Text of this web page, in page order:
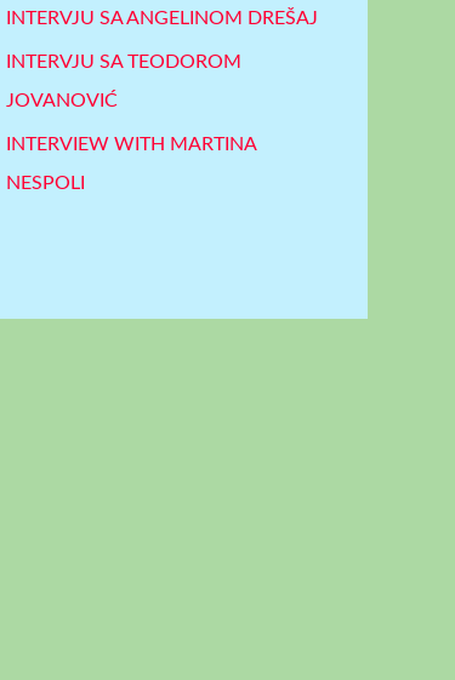
INTERVJU SA ANGELINOM DREŠAJ
INTERVJU SA TEODOROM
JOVANOVIĆ
INTERVIEW WITH MARTINA
NESPOLI